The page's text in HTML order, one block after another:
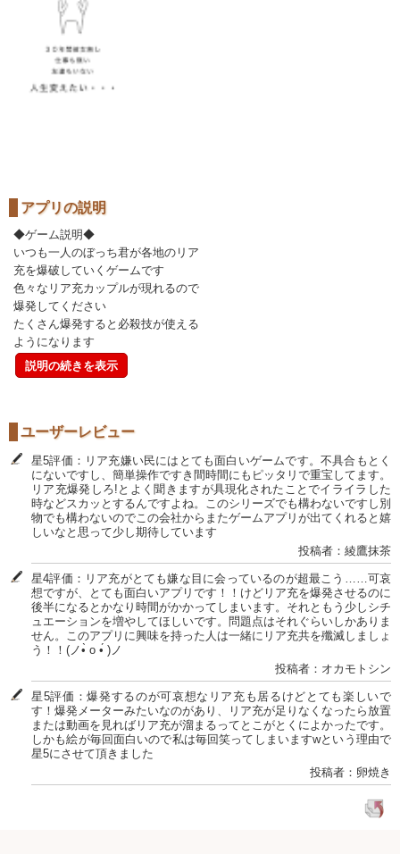
アプリの説明
◆ゲーム説明◆
いつも一人のぼっち君が各地のリア
充を爆破していくゲームです
色々なリア充カップルが現れるので
爆発してください
たくさん爆発すると必殺技が使える
ようになります
説明の続きを表示
ユーザーレビュー
星5評価：リア充嫌い民にはとても面白いゲームです。不具合もとく
にないですし、簡単操作ですき間時間にもピッタリで重宝してます。
リア充爆発しろ!とよく聞きますが具現化されたことでイライラした
時などスカッとするんですよね。このシリーズでも構わないですし別
物でも構わないのでこの会社からまたゲームアプリが出てくれると嬉
しいなと思って少し期待しています
投稿者：綾鷹抹茶
星4評価：リア充がとても嫌な目に会っているのが超最こう……可哀
想ですが、とても面白いアプリです！！けどリア充を爆発させるのに
後半になるとかなり時間がかかってしまいます。それともう少しシチ
ュエーションを増やしてほしいです。問題点はそれぐらいしかありま
せん。このアプリに興味を持った人は一緒にリア充共を殲滅しましょ
う！！(ノ•̀ o •́ )ノ
投稿者：オカモトシン
星5評価：爆発するのが可哀想なリア充も居るけどとても楽しいで
す！爆発メーターみたいなのがあり、リア充が足りなくなったら放置
または動画を見ればリア充が溜まるってとこがとくによかったです。
しかも絵が毎回面白いので私は毎回笑ってしまいますwという理由で
星5にさせて頂きました
投稿者：卵焼き